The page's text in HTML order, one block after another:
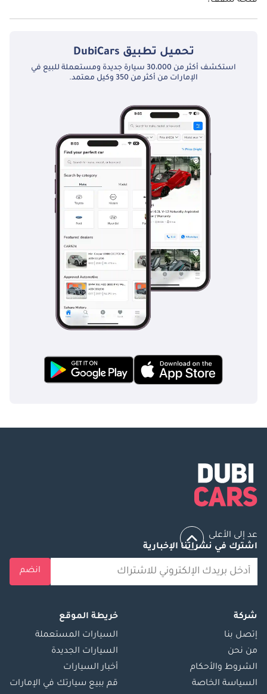
نعم توفر بنتلي مولسان 6.75L V8 قاعدة عجلات ممتدة فتحة السقف كخيار.
تحميل تطبيق DubiCars
استكشف أكثر من 30،000 سيارة جديدة ومستعملة للبيع في
الإمارات من أكثر من 350 وكيل معتمد.
عد إلى الأعلى
اشترك في نشراتنا الإخبارية
انضم
شركة
إتصل بنا
من نحن
الشروط والأحكام
السياسة الخاصة
خريطة الموقع
السيارات المستعملة
السيارات الجديدة
أخبار السيارات
قم ببيع سيارتك في الإمارات